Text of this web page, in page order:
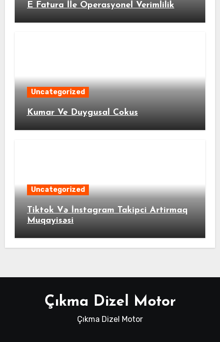
E Fatura İle Operasyonel Verimlilik
Uncategorized
Kumar Ve Duygusal Cokus
Uncategorized
Tiktok Və İnstagram Takipci Artirmaq
Muqayisəsi
Çıkma Dizel Motor
Çıkma Dizel Motor